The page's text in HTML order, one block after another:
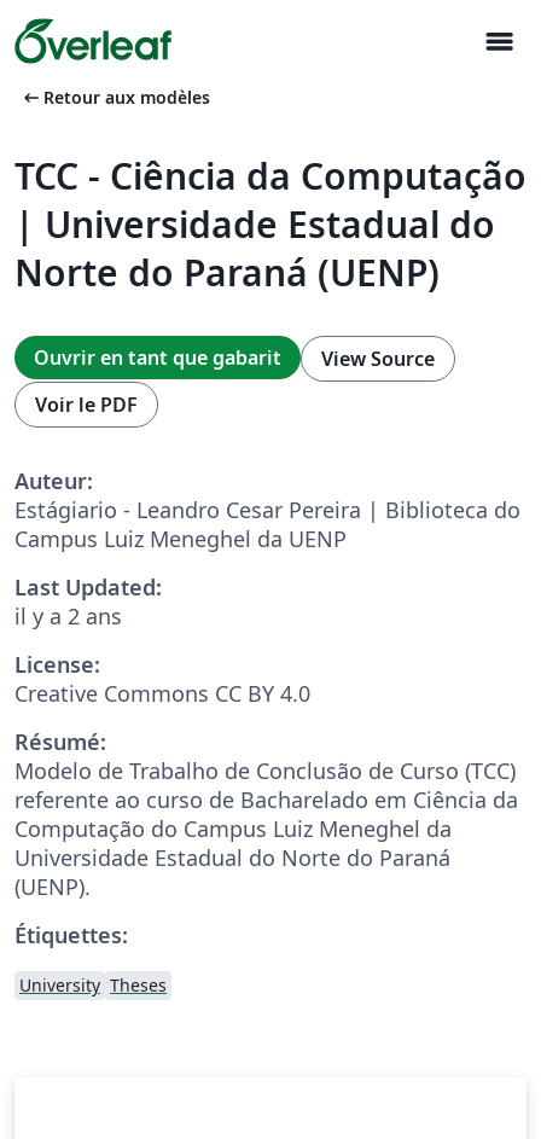
menu
arrow_left_alt Retour aux modèles
TCC - Ciência da Computação
| Universidade Estadual do
Norte do Paraná (UENP)
Ouvrir en tant que gabarit
View Source
Voir le PDF
Auteur:
Estágiario - Leandro Cesar Pereira | Biblioteca do
Campus Luiz Meneghel da UENP
Last Updated:
il y a 2 ans
License:
Creative Commons CC BY 4.0
Résumé:
Modelo de Trabalho de Conclusão de Curso (TCC)
referente ao curso de Bacharelado em Ciência da
Computação do Campus Luiz Meneghel da
Universidade Estadual do Norte do Paraná
(UENP).
Étiquettes:
University Theses